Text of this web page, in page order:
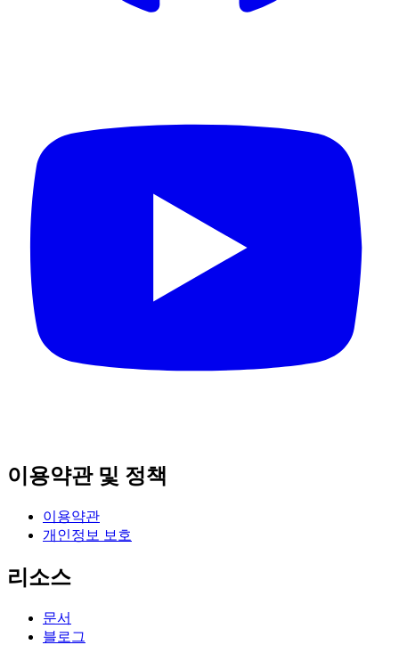
이용약관 및 정책
이용약관
개인정보 보호
리소스
문서
블로그